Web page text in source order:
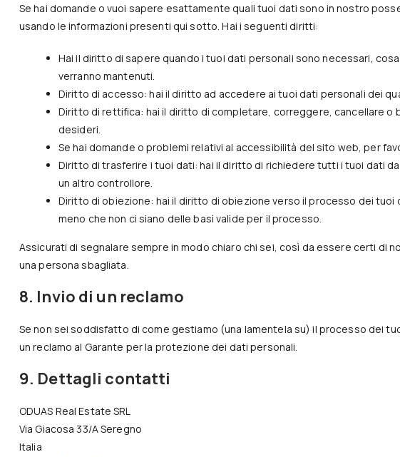
Se hai domande o vuoi sapere esattamente quali tuoi dati sono in nostro
usando le informazioni presenti qui sotto. Hai i seguenti diritti:
Hai il diritto di sapere quando i tuoi dati personali sono necessari,
verranno mantenuti.
Diritto di accesso: hai il diritto ad accedere ai tuoi dati personali dei
Diritto di rettifica: hai il diritto di completare, correggere, cancellare o
desideri.
Se hai domande o problemi relativi al accessibilità del sito web, per
Diritto di trasferire i tuoi dati: hai il diritto di richiedere tutti i tuoi dati
un altro controllore.
Diritto di obiezione: hai il diritto di obiezione verso il processo dei
meno che non ci siano delle basi valide per il processo.
Assicurati di segnalare sempre in modo chiaro chi sei, così da essere certi di
una persona sbagliata.
8. Invio di un reclamo
Se non sei soddisfatto di come gestiamo (una lamentela su) il processo dei
un reclamo al Garante per la protezione dei dati personali.
9. Dettagli contatti
ODUAS Real Estate SRL
Via Giacosa 33/A Seregno
Italia